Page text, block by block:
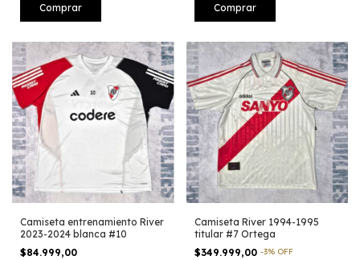
Comprar Comprar
Camiseta entrenamiento River
2023-2024 blanca #10
$84.999,00
Camiseta River 1994-1995
titular #7 Ortega
$349.999,00 -3% OFF